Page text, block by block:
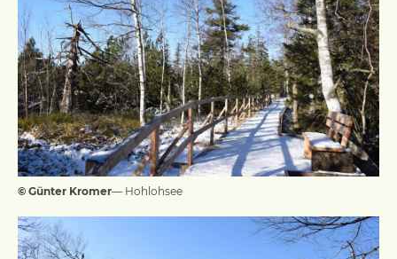
© Günter Kromer— Hohlohsee